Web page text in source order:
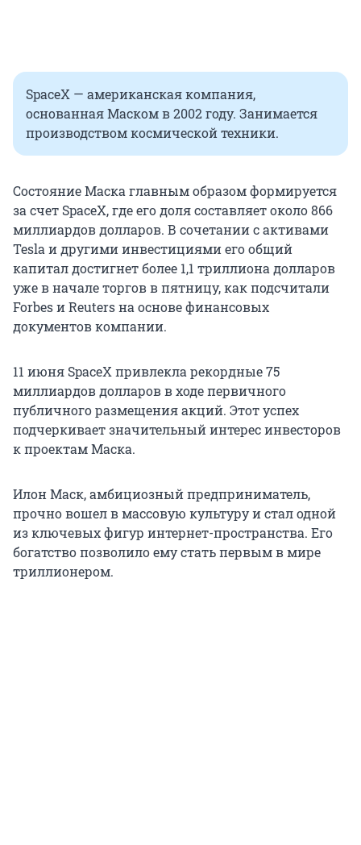
SpaceX — американская компания,
основанная Маском в 2002 году. Занимается
производством космической техники.
Состояние Маска главным образом формируется
за счет SpaceX, где его доля составляет около 866
миллиардов долларов. В сочетании с активами
Tesla и другими инвестициями его общий
капитал достигнет более 1,1 триллиона долларов
уже в начале торгов в пятницу, как подсчитали
Forbes и Reuters на основе финансовых
документов компании.
11 июня SpaceX привлекла рекордные 75
миллиардов долларов в ходе первичного
публичного размещения акций. Этот успех
подчеркивает значительный интерес инвесторов
к проектам Маска.
Илон Маск, амбициозный предприниматель,
прочно вошел в массовую культуру и стал одной
из ключевых фигур интернет-пространства. Его
богатство позволило ему стать первым в мире
триллионером.